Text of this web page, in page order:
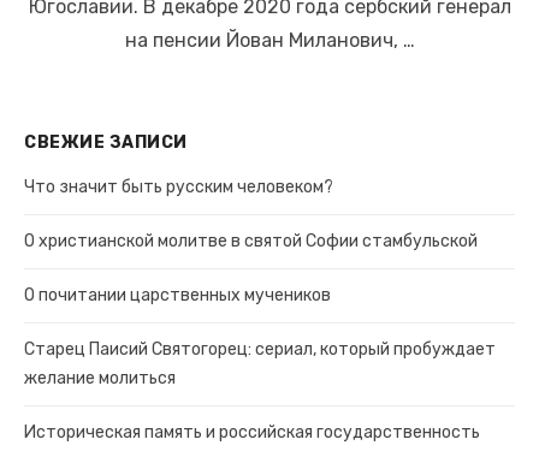
Югославии. В декабре 2020 года сербский генерал
на пенсии Йован Миланович, …
СВЕЖИЕ ЗАПИСИ
Что значит быть русским человеком?
О христианской молитве в святой Софии стамбульской
О почитании царственных мучеников
Старец Паисий Святогорец: сериал, который пробуждает
желание молиться
Историческая память и российская государственность